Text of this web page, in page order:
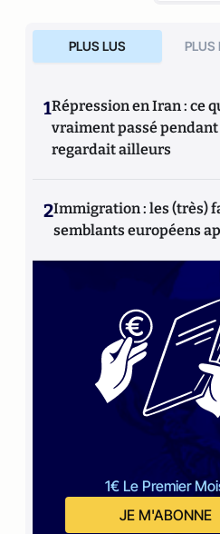
PLUS LUS PLUS
1Répression en Iran : ce
vraiment passé pendant
regardait ailleurs
2Immigration : les (très)
semblants européens
1€ Le Premier
JE M'ABONNE